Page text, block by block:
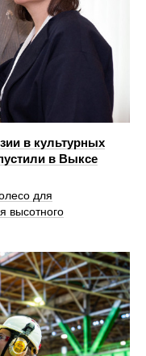
в культурных
в Выксе
для
высотного